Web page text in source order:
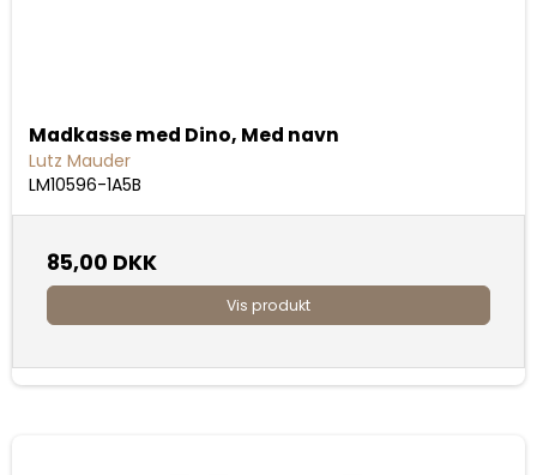
Madkasse med Dino, Med navn
Lutz Mauder
LM10596-1A5B
85,00 DKK
Vis produkt